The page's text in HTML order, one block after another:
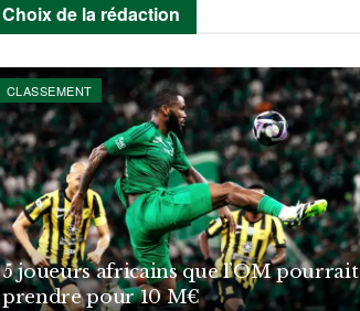
Choix de la rédaction
CLASSEMENT
5 joueurs africains que l’OM pourrait
prendre pour 10 M€